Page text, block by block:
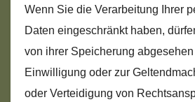
Wenn Sie die Verarbeitung Ihrer
Daten eingeschränkt haben,
von ihrer Speicherung
Einwilligung oder zur
oder Verteidigung von